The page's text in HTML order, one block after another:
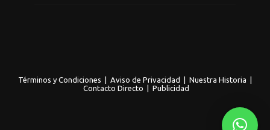
Términos y Condiciones Aviso de Privacidad Nuestra Historia
Contacto Directo
Publicidad